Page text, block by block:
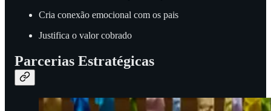
Cria conexão emocional com os pais
Justifica o valor cobrado
Parcerias Estratégicas